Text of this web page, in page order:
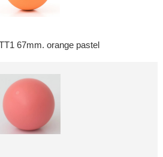
67mm. orange pastel